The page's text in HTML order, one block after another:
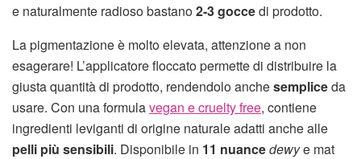
e naturalmente radioso bastano2-3 goccedi prodotto.
La pigmentazione è molto elevata, attenzione a non
esagerare! L’applicatore floccato permette di distribuire la
giusta quantità di prodotto, rendendolo anchesempliceda
usare. Con una formulavegan e cruelty free, contiene
ingredienti leviganti di origine naturale adatti anche alle
pelli più sensibili. Disponibile in 11 nuancedewye mat